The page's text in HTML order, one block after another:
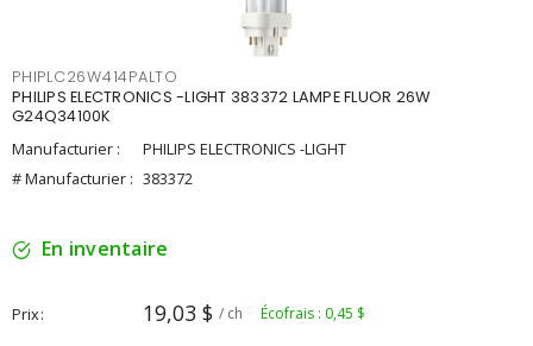
PHIPLC26W414PALTO
PHILIPS ELECTRONICS -LIGHT 383372 LAMPE FLUOR 26W
G24Q34100K
Manufacturier :
PHILIPS ELECTRONICS -LIGHT
# Manufacturier : 383372
En inventaire
Prix 19,03 $ / ch Écofrais : 0,45 $